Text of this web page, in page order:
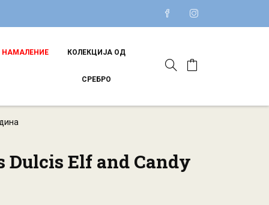
НАМАЛЕНИЕ КОЛЕКЦИЈА ОД
СРЕБРО
Dulcis Elf and Candy